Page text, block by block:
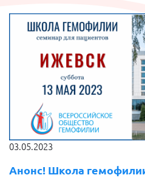
03.05.2023
Анонс! Школа